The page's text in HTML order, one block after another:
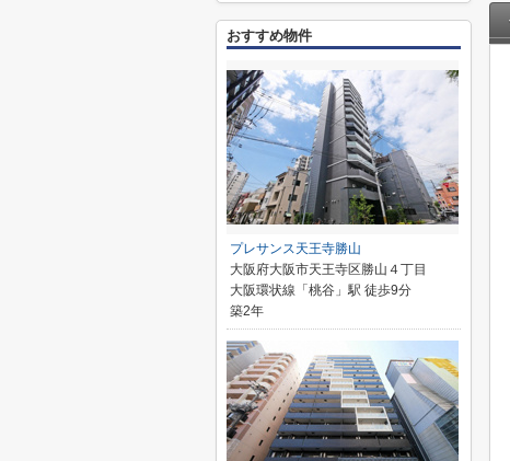
おすすめ物件
プレサンス天王寺勝山
大阪府大阪市天王寺区勝山４丁目
大阪環状線「桃谷」駅 徒歩9分
築2年